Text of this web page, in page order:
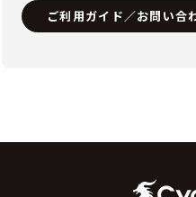
ご利用ガイド／お問い合